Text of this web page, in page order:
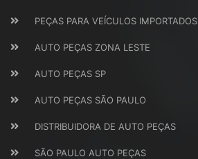
PEÇAS PARA VEÍCULOS IMPORTADOS
AUTO PEÇAS ZONA LESTE
AUTO PEÇAS SP
AUTO PEÇAS SÃO PAULO
DISTRIBUIDORA DE AUTO PEÇAS
SÃO PAULO AUTO PEÇAS